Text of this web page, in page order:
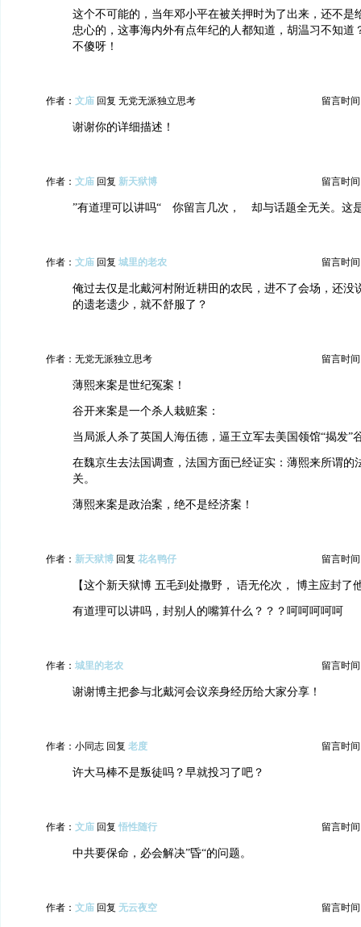
这个不可能的，当年邓小平在被关押时为了出来，还不是
忠心的，这事海内外有点年纪的人都知道，胡温习不知道
不傻呀！
作者： 文庙 回复 无党无派独立思考 留言时间
谢谢你的详细描述！
作者： 文庙 回复 新天狱博 留言时间
”有道理可以讲吗“ 你留言几次， 却与话题全无关。这
作者： 文庙 回复 城里的老农 留言时间
俺过去仅是北戴河村附近耕田的农民，进不了会场，还
的遗老遗少，就不舒服了？
作者：无党无派独立思考 留言时间
薄熙来案是世纪冤案！
谷开来案是一个杀人栽赃案：
当局派人杀了英国人海伍德，逼王立军去美国领馆“揭发”
在魏京生去法国调查，法国方面已经证实：薄熙来所谓的
关。
薄熙来案是政治案，绝不是经济案！
作者： 新天狱博 回复 花名鸭仔 留言时间
【这个新天狱博 五毛到处撒野， 语无伦次， 博主应封了
有道理可以讲吗，封别人的嘴算什么？？？呵呵呵呵呵
作者： 城里的老农 留言时间
谢谢博主把参与北戴河会议亲身经历给大家分享！
作者：小同志 回复 老度 留言时间
许大马棒不是叛徒吗？早就投习了吧？
作者： 文庙 回复 悟性随行 留言时间
中共要保命，必会解决”昏“的问题。
作者： 文庙 回复 无云夜空 留言时间